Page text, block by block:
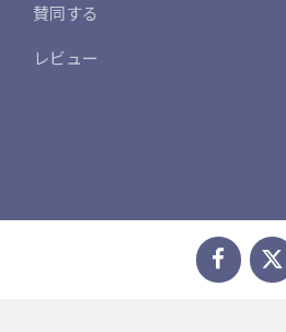
賛同する
レビュー